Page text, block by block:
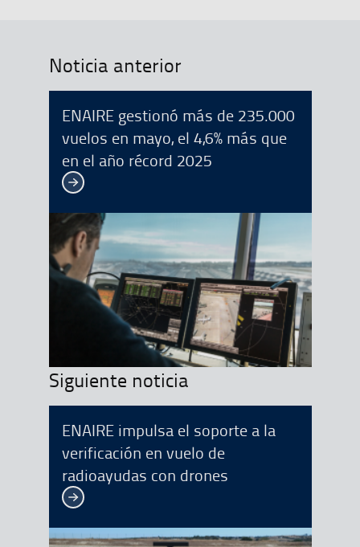
Noticia anterior
ENAIRE gestionó más de 235.000
vuelos en mayo, el 4,6% más que
en el año récord 2025
Ver más
Siguiente noticia
ENAIRE impulsa el soporte a la
verificación en vuelo de
radioayudas con drones
Ver más